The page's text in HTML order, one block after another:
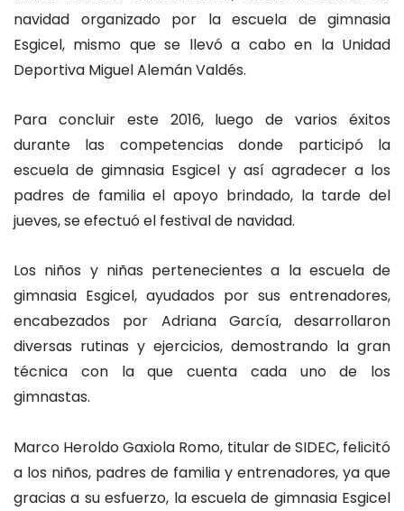
navidad organizado por la escuela de gimnasia
Esgicel, mismo que se llevó a cabo en la Unidad
Deportiva Miguel Alemán Valdés.
Para concluir este 2016, luego de varios éxitos
durante las competencias donde participó la
escuela de gimnasia Esgicel y así agradecer a los
padres de familia el apoyo brindado, la tarde del
jueves, se efectuó el festival de navidad.
Los niños y niñas pertenecientes a la escuela de
gimnasia Esgicel, ayudados por sus entrenadores,
encabezados por Adriana García, desarrollaron
diversas rutinas y ejercicios, demostrando la gran
técnica con la que cuenta cada uno de los
gimnastas.
Marco Heroldo Gaxiola Romo, titular de SIDEC, felicitó
a los niños, padres de familia y entrenadores, ya que
gracias a su esfuerzo, la escuela de gimnasia Esgicel